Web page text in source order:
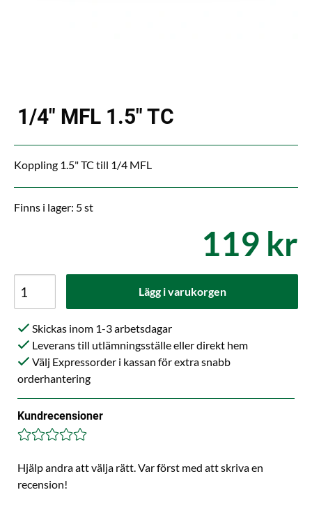
1/4" MFL 1.5" TC
Koppling 1.5" TC till 1/4 MFL
Finns i lager: 5 st
119 kr
Lägg i varukorgen
Skickas inom 1-3 arbetsdagar
Leverans till utlämningsställe eller direkt hem
Välj Expressorder i kassan för extra snabb
orderhantering
Kundrecensioner
Hjälp andra att välja rätt. Var först med att skriva en
recension!